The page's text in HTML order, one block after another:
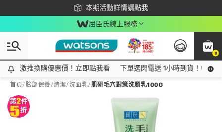
本期活動詳情請點我
下載app最高回饋$350
屈臣氏線上服務
0
激推換購優惠價！立即點我看
激推換購優惠價！立即點我看 下單選閃電送 1小時到貨！領神
首頁/臉部保養/清潔/洗面乳/肌研毛穴對策洗顏乳100G